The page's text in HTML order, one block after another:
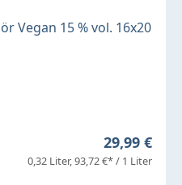
Vegan 15 % vol. 16x20
Regulärer
29,99 €
0,32 Liter 93,72 €* / 1 Liter